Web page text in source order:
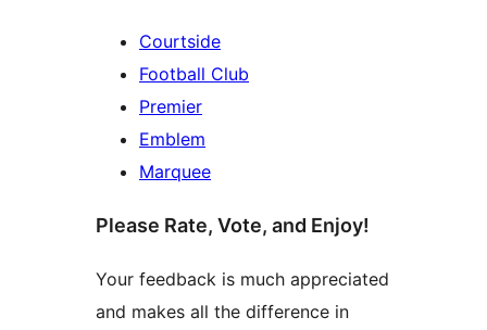
Courtside
Football Club
Premier
Emblem
Marquee
Please Rate, Vote, and Enjoy!
Your feedback is much appreciated
and makes all the difference in